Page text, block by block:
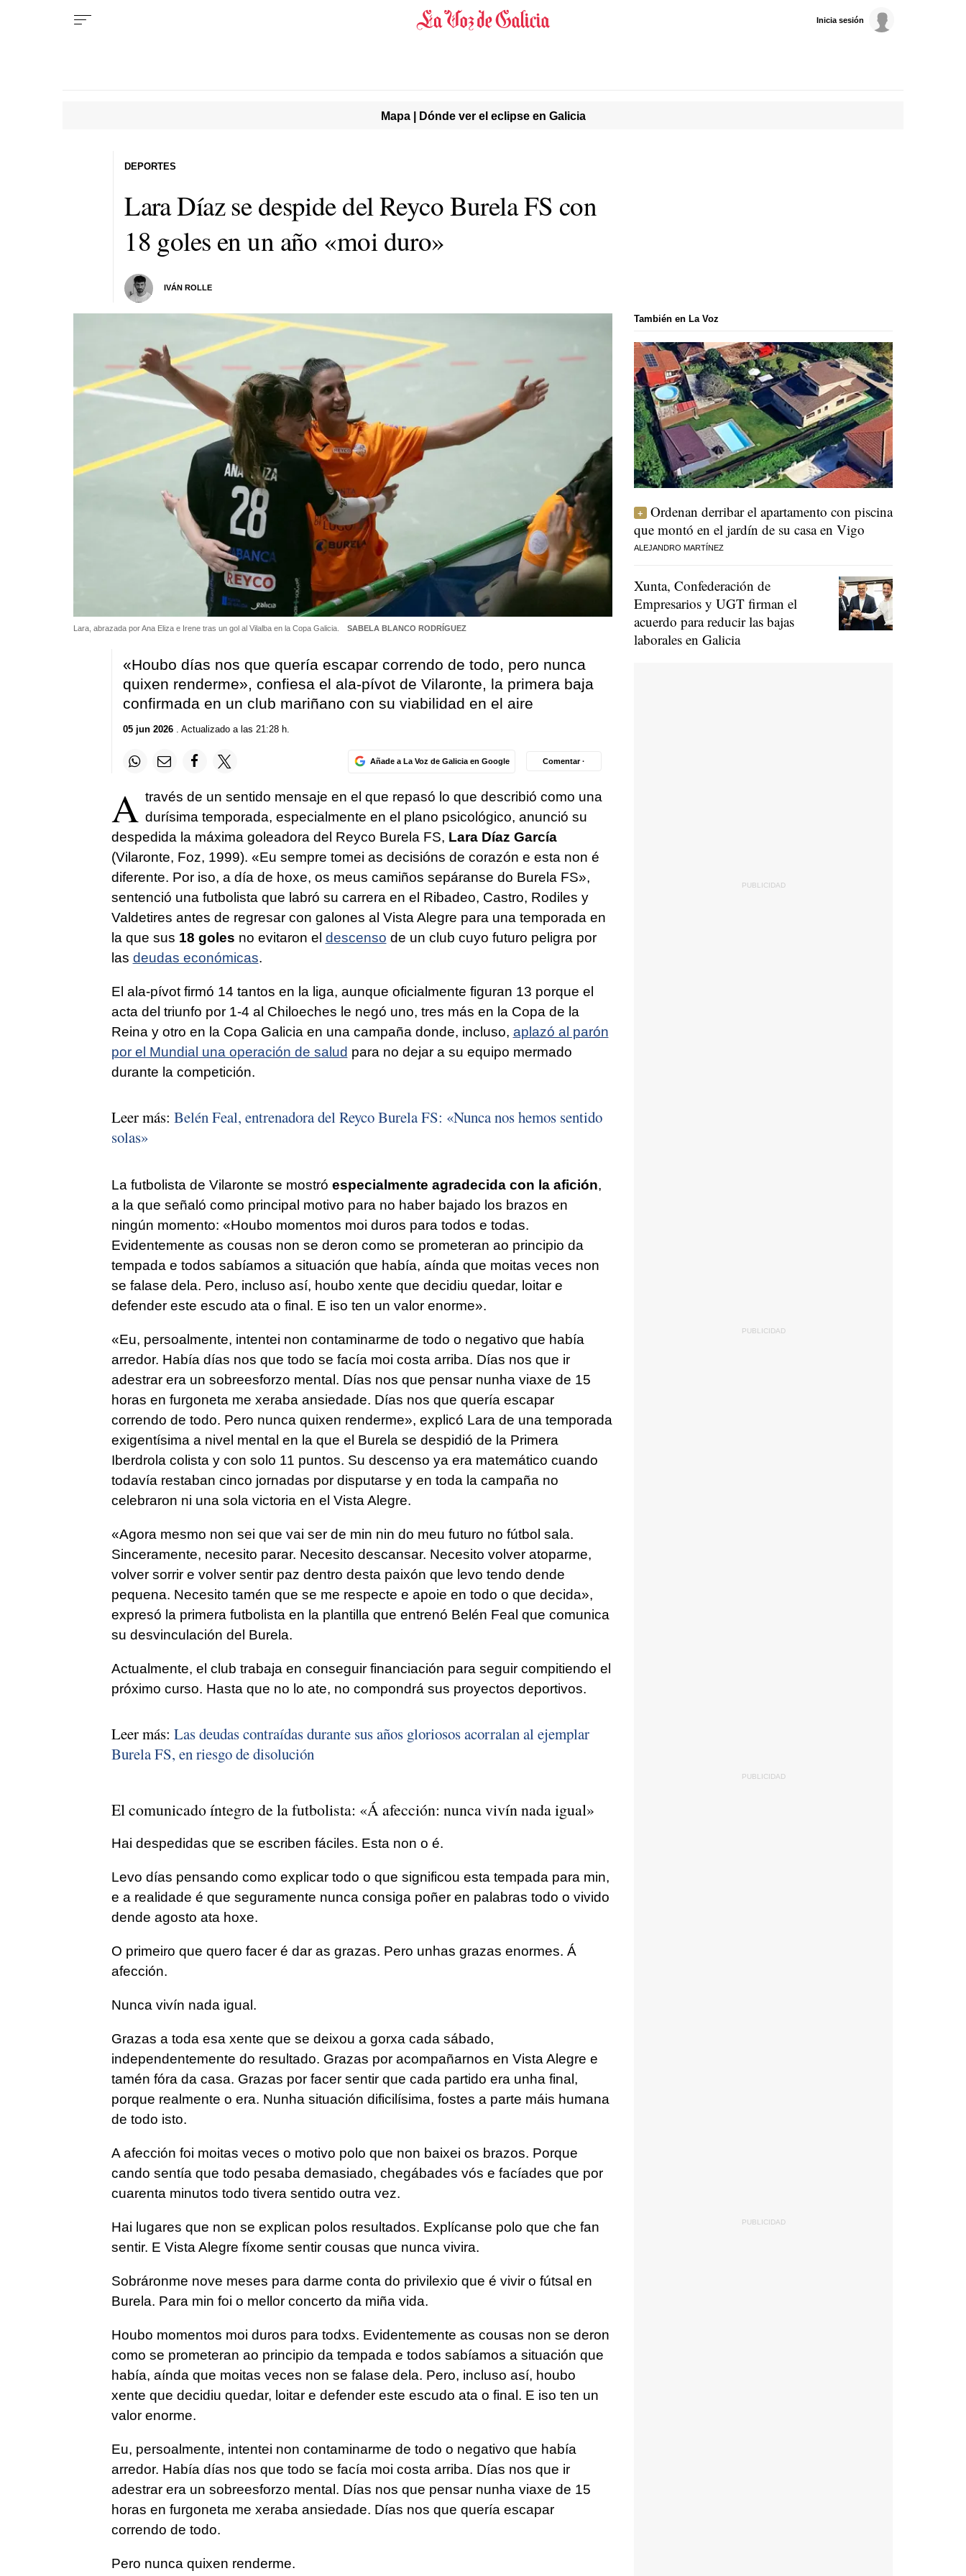
Inicia sesión
Mapa | Dónde ver el eclipse en Galicia
Lara Díaz se despide del Reyco Burela FS con
18 goles en un año «moi duro»
IVÁN ROLLE
DEPORTES
Lara, abrazada por Ana Eliza e Irene tras un gol al Vilalba en la Copa Galicia. SABELA BLANCO RODRÍGUEZ
«Houbo días nos que quería escapar correndo de todo, pero nunca
quixen renderme», confiesa el ala-pívot de Vilaronte, la primera baja
confirmada en un club mariñano con su viabilidad en el aire
05 jun 2026. Actualizado a las 21:28 h.
Añade a La Voz de Galicia en Google Comentar ·
A través de un sentido mensaje en el que repasó lo que describió como una
durísima temporada, especialmente en el plano psicológico, anunció su
despedida la máxima goleadora del Reyco Burela FS, Lara Díaz García
(Vilaronte, Foz, 1999). «Eu sempre tomei as decisións de corazón e esta non é
diferente. Por iso, a día de hoxe, os meus camiños sepáranse do Burela FS»,
sentenció una futbolista que labró su carrera en el Ribadeo, Castro, Rodiles y
Valdetires antes de regresar con galones al Vista Alegre para una temporada en
la que sus 18 goles no evitaron el descenso de un club cuyo futuro peligra por
las deudas económicas.
El ala-pívot firmó 14 tantos en la liga, aunque oficialmente figuran 13 porque el
acta del triunfo por 1-4 al Chiloeches le negó uno, tres más en la Copa de la
Reina y otro en la Copa Galicia en una campaña donde, incluso, aplazó al parón
por el Mundial una operación de salud para no dejar a su equipo mermado
durante la competición.
Leer más: Belén Feal, entrenadora del Reyco Burela FS: «Nunca nos hemos sentido
solas»
La futbolista de Vilaronte se mostró especialmente agradecida con la afición,
a la que señaló como principal motivo para no haber bajado los brazos en
ningún momento: «Houbo momentos moi duros para todos e todas.
Evidentemente as cousas non se deron como se prometeran ao principio da
tempada e todos sabíamos a situación que había, aínda que moitas veces non
se falase dela. Pero, incluso así, houbo xente que decidiu quedar, loitar e
defender este escudo ata o final. E iso ten un valor enorme».
«Eu, persoalmente, intentei non contaminarme de todo o negativo que había
arredor. Había días nos que todo se facía moi costa arriba. Días nos que ir
adestrar era un sobreesforzo mental. Días nos que pensar nunha viaxe de 15
horas en furgoneta me xeraba ansiedade. Días nos que quería escapar
correndo de todo. Pero nunca quixen renderme», explicó Lara de una temporada
exigentísima a nivel mental en la que el Burela se despidió de la Primera
Iberdrola colista y con solo 11 puntos. Su descenso ya era matemático cuando
todavía restaban cinco jornadas por disputarse y en toda la campaña no
celebraron ni una sola victoria en el Vista Alegre.
«Agora mesmo non sei que vai ser de min nin do meu futuro no fútbol sala.
Sinceramente, necesito parar. Necesito descansar. Necesito volver atoparme,
volver sorrir e volver sentir paz dentro desta paixón que levo tendo dende
pequena. Necesito tamén que se me respecte e apoie en todo o que decida»,
expresó la primera futbolista en la plantilla que entrenó Belén Feal que comunica
su desvinculación del Burela.
Actualmente, el club trabaja en conseguir financiación para seguir compitiendo el
próximo curso. Hasta que no lo ate, no compondrá sus proyectos deportivos.
Leer más: Las deudas contraídas durante sus años gloriosos acorralan al ejemplar
Burela FS, en riesgo de disolución
El comunicado íntegro de la futbolista: «Á afección: nunca vivín nada igual»
Hai despedidas que se escriben fáciles. Esta non o é.
Levo días pensando como explicar todo o que significou esta tempada para min,
e a realidade é que seguramente nunca consiga poñer en palabras todo o vivido
dende agosto ata hoxe.
O primeiro que quero facer é dar as grazas. Pero unhas grazas enormes. Á
afección.
Nunca vivín nada igual.
Grazas a toda esa xente que se deixou a gorxa cada sábado,
independentemente do resultado. Grazas por acompañarnos en Vista Alegre e
tamén fóra da casa. Grazas por facer sentir que cada partido era unha final,
porque realmente o era. Nunha situación dificilísima, fostes a parte máis humana
de todo isto.
A afección foi moitas veces o motivo polo que non baixei os brazos. Porque
cando sentía que todo pesaba demasiado, chegábades vós e facíades que por
cuarenta minutos todo tivera sentido outra vez.
Hai lugares que non se explican polos resultados. Explícanse polo que che fan
sentir. E Vista Alegre fíxome sentir cousas que nunca vivira.
Sobráronme nove meses para darme conta do privilexio que é vivir o fútsal en
Burela. Para min foi o mellor concerto da miña vida.
Houbo momentos moi duros para todxs. Evidentemente as cousas non se deron
como se prometeran ao principio da tempada e todos sabíamos a situación que
había, aínda que moitas veces non se falase dela. Pero, incluso así, houbo
xente que decidiu quedar, loitar e defender este escudo ata o final. E iso ten un
valor enorme.
Eu, persoalmente, intentei non contaminarme de todo o negativo que había
arredor. Había días nos que todo se facía moi costa arriba. Días nos que ir
adestrar era un sobreesforzo mental. Días nos que pensar nunha viaxe de 15
horas en furgoneta me xeraba ansiedade. Días nos que quería escapar
correndo de todo.
Pero nunca quixen renderme.
También en La Voz
Ordenan derribar el apartamento con piscina
que montó en el jardín de su casa en Vigo
ALEJANDRO MARTÍNEZ
Xunta, Confederación de
Empresarios y UGT firman el
acuerdo para reducir las bajas
laborales en Galicia